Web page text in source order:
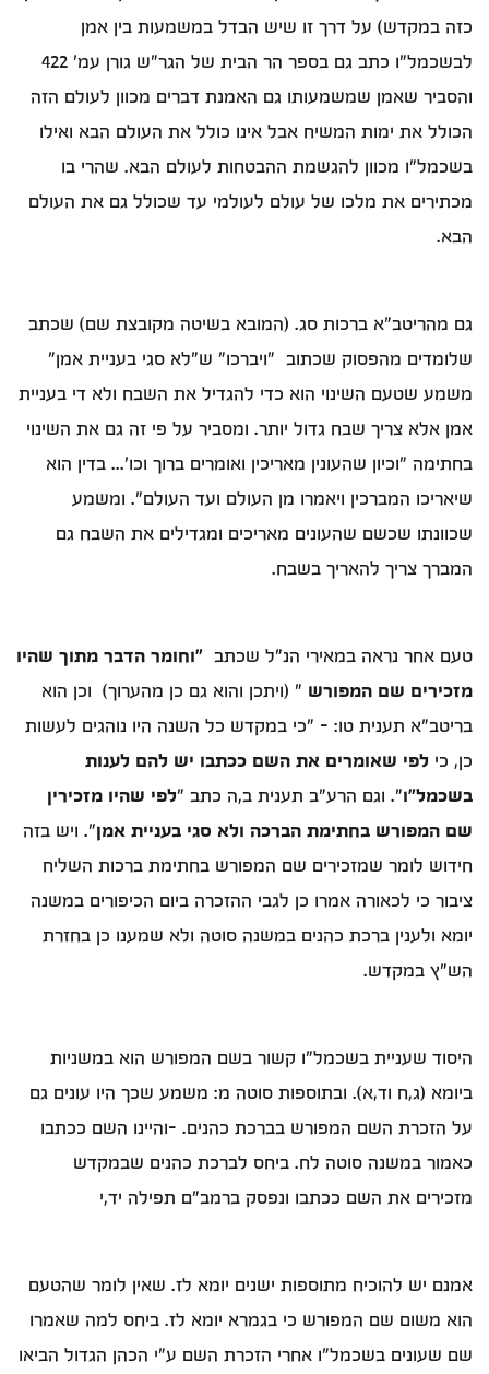
כזה במקדש) על דרך זו שיש הבדל במשמעות בין אמן
לבשכמל"ו כתב גם בספר הר הבית של הגר"ש גורן עמ' 422
והסביר שאמן שמשמעותו גם האמנת דברים מכוון לעולם הזה
הכולל את ימות המשיח אבל אינו כולל את העולם הבא ואילו
בשכמל"ו מכוון להגשמת ההבטחות לעולם הבא. שהרי בו
מכתירים את מלכו של עולם לעולמי עד שכולל גם את העולם
הבא.
גם מהריטב"א ברכות סג. (המובא בשיטה מקובצת שם) שכתב
שלומדים מהפסוק שכתוב "ויברכו" ש"לא סגי בעניית אמן"
משמע שטעם השינוי הוא כדי להגדיל את השבח ולא די בעניית
אמן אלא צריך שבח גדול יותר. ומסביר על פי זה גם את השינוי
בחתימה "וכיון שהעונין מאריכין ואומרים ברוך וכו'... בדין הוא
שיאריכו המברכין ויאמרו מן העולם ועד העולם". ומשמע
שכוונתו שכשם שהעונים מאריכים ומגדילים את השבח גם
המברך צריך להאריך בשבח.
טעם אחר נראה במאירי הנ"ל שכתב "וחומר הדבר מתוך שהיו
מזכירים שם המפורש " (ויתכן והוא גם כן מהערוך) וכן הוא
בריטב"א תענית טו: – "כי במקדש כל השנה היו נוהגים לעשות
כן, כי לפי שאומרים את השם ככתבו יש להם לענות
בשכמל"ו". וגם הרע"ב תענית ב,ה כתב "לפי שהיו מזכירין
שם המפורש בחתימת הברכה ולא סגי בעניית אמן". ויש בזה
חידוש לומר שמזכירים שם המפורש בחתימת ברכות השליח
ציבור כי לכאורה אמרו כן לגבי ההזכרה ביום הכיפורים במשנה
יומא ולענין ברכת כהנים במשנה סוטה ולא שמענו כן בחזרת
הש"ץ במקדש.
היסוד שעניית בשכמל"ו קשור בשם המפורש הוא במשניות
ביומא (ג,ח וד,א). ובתוספות סוטה מ: משמע שכך היו עונים גם
על הזכרת השם המפורש בברכת כהנים. -והיינו השם ככתבו
כאמור במשנה סוטה לח. ביחס לברכת כהנים שבמקדש
מזכירים את השם ככתבו ונפסק ברמב"ם תפילה יד,י
אמנם יש להוכיח מתוספות ישנים יומא לז. שאין לומר שהטעם
הוא משום שם המפורש כי בגמרא יומא לז. ביחס למה שאמרו
שם שעונים בשכמל"ו אחרי הזכרת השם ע"י הכהן הגדול הביאו